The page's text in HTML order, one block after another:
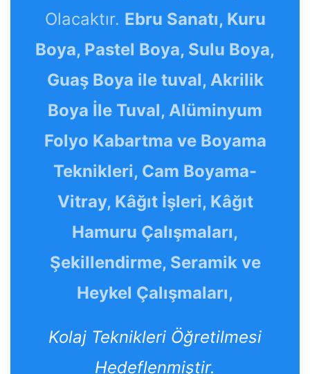
Olacaktır. Ebru Sanatı, Kuru
Boya, Pastel Boya, Sulu Boya,
Guaş Boya ile tuval, Akrilik
Boya İle Tuval, Alüminyum
Folyo Kabartma ve Boyama
Teknikleri, Cam Boyama-
Vitray, Kâğıt İşleri, Kâğıt
Hamuru Çalışmaları,
Şekillendirme, Seramik ve
Heykel Çalışmaları,
Kolaj Teknikleri Öğretilmesi
Hedeflenmiştir.